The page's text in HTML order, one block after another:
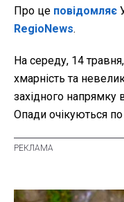
Про це повідомляє
RegioNews.
На середу, 14
хмарність та
західного напрямку
Опади очікуються по